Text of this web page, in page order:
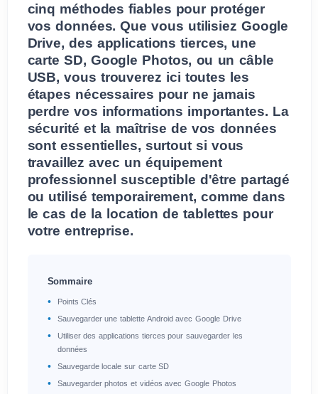
cinq méthodes fiables pour protéger
vos données. Que vous utilisiez Google
Drive, des applications tierces, une
carte SD, Google Photos, ou un câble
USB, vous trouverez ici toutes les
étapes nécessaires pour ne jamais
perdre vos informations importantes. La
sécurité et la maîtrise de vos données
sont essentielles, surtout si vous
travaillez avec un équipement
professionnel susceptible d'être partagé
ou utilisé temporairement, comme dans
le cas de la location de tablettes pour
votre entreprise.
Sommaire
Points Clés
Sauvegarder une tablette Android avec Google Drive
Utiliser des applications tierces pour sauvegarder les
données
Sauvegarde locale sur carte SD
Sauvegarder photos et vidéos avec Google Photos